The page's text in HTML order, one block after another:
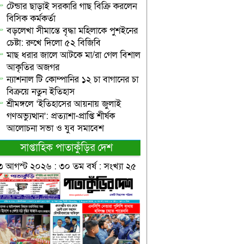
টেন্ডার ছাড়াই সরকারি গাছ বিক্রি করলেন
বিসিক কর্মকর্তা
বড়লেখা সীমান্তে বৃদ্ধা মহিলাকে পুশইনের
চেষ্টা: রুখে দিলো ৫২ বিজিবি
মাছ ধরার জালে আটকে মা/রা গেল বিশাল
আকৃতির অজগর
ন্যাশনাল টি কোম্পানির ১২ চা বাগানের চা
বিক্রয়ে নতুন ইতিহাস
শ্রীমঙ্গলে ‘ইতিহাসের আয়নায় জুলাই
গণঅভ্যুত্থান’: প্রত্যাশা-প্রাপ্তি শীর্ষক
আলোচনা সভা ও যুব সমাবেশ
সাপ্তাহিক পাতাকুঁড়ির দেশ
আগস্ট ২০২৬ : ৩০ তম বর্ষ : সংখ্যা ২৫